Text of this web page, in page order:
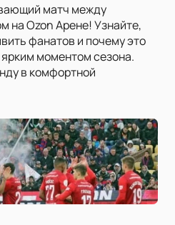
матч между
на Ozon Арене! Узнайте,
фанатов и почему это
моментом сезона.
в комфортной